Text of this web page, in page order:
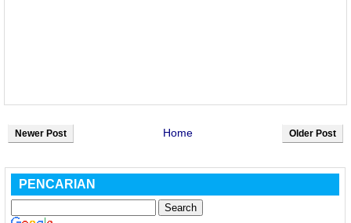
Newer Post Older Post
Home
PENCARIAN